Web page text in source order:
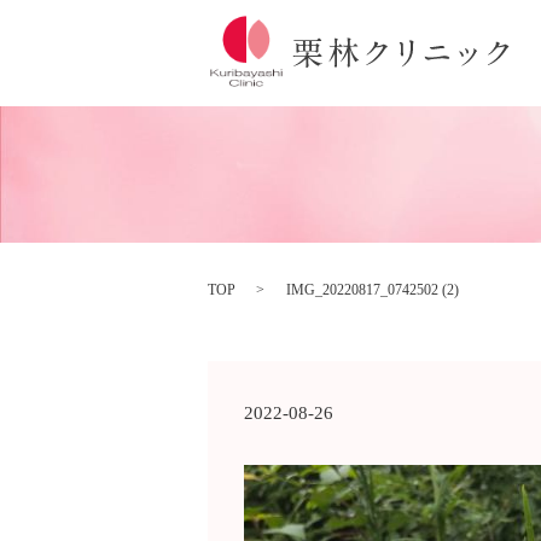
TOP IMG_20220817_0742502 (2)
2022-08-26